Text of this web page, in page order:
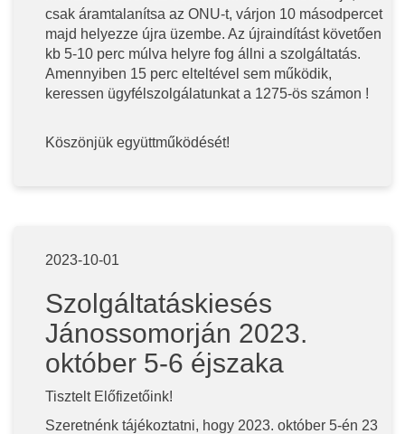
csak áramtalanítsa az ONU-t, várjon 10 másodpercet
majd helyezze újra üzembe. Az újraindítást követően
kb 5-10 perc múlva helyre fog állni a szolgáltatás.
Amennyiben 15 perc elteltével sem működik,
keressen ügyfélszolgálatunkat a 1275-ös számon !
Köszönjük együttműködését!
2023-10-01
Szolgáltatáskiesés
Jánossomorján 2023.
október 5-6 éjszaka
Tisztelt Előfizetőink!
Szeretnénk tájékoztatni, hogy 2023. október 5-én 23